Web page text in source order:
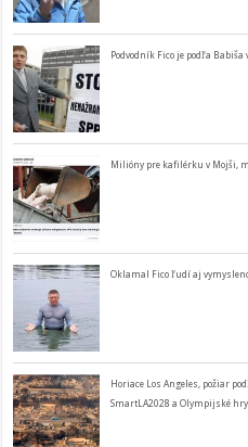
Podvodník Fico je podľa Babiša
Milióny pre kafilérku v Mojši,
Oklamal Fico ľudí aj
Horiace Los Angeles, požiar
SmartLA2028 a Olympijské hry